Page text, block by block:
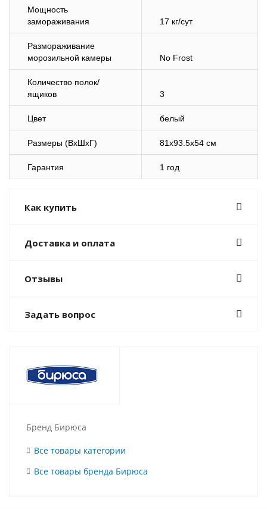
Мощность
замораживания
17 кг/сут
Размораживание
морозильной камеры
No Frost
Количество полок/
ящиков
3
Цвет белый
Размеры (ВхШхГ) 81x93.5x54 см
Гарантия 1 год
Как купить
Доставка и оплата
Отзывы
Задать вопрос
Бренд Бирюса
Все товары категории
Все товары бренда Бирюса